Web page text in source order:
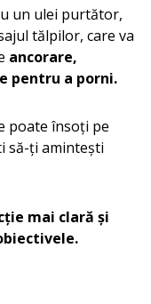
un ulei purtător,
tălpilor, care va
ancorare,
pentru a porni.
poate însoți pe
să-ți amintești
mai clară și